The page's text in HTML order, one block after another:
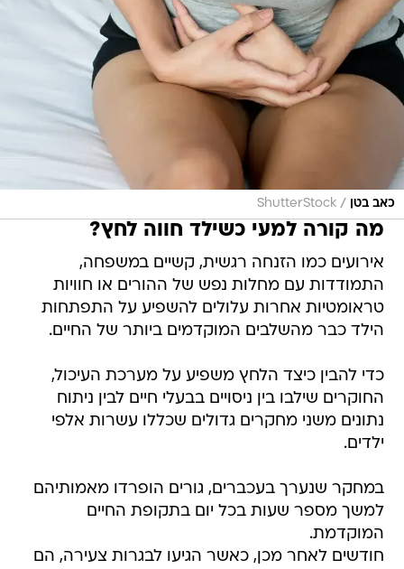
כאב בטן /
ShutterStock
מה קורה למעי כשילד חווה לחץ?
אירועים כמו הזנחה רגשית, קשיים במשפחה,
התמודדות עם מחלות נפש של ההורים או חוויות
טראומטיות אחרות עלולים להשפיע על התפתחות
הילד כבר מהשלבים המוקדמים ביותר של החיים.
כדי להבין כיצד הלחץ משפיע על מערכת העיכול,
החוקרים שילבו בין ניסויים בבעלי חיים לבין ניתוח
נתונים משני מחקרים גדולים שכללו עשרות אלפי
ילדים.
במחקר שנערך בעכברים, גורים הופרדו מאמותיהם
למשך מספר שעות בכל יום בתקופת החיים
המוקדמת.
חודשים לאחר מכן, כאשר הגיעו לבגרות צעירה, הם